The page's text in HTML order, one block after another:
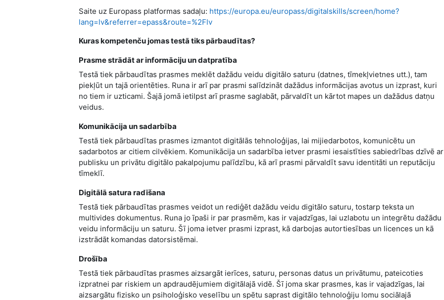
Saite uz Europass platformas sadaļu: https://europa.eu/europass/digitalskills/screen/home?
lang=lv&referrer=epass&route=%2Flv
Kuras kompetenču jomas testā tiks pārbaudītas?
Prasme strādāt ar informāciju un datpratība
Testā tiek pārbaudītas prasmes meklēt dažādu veidu digitālo saturu (datnes, tīmekļvietnes utt.), tam
piekļūt un tajā orientēties. Runa ir arī par prasmi salīdzināt dažādus informācijas avotus un izprast, kuri
no tiem ir uzticami. Šajā jomā ietilpst arī prasme saglabāt, pārvaldīt un kārtot mapes un dažādus datņu
veidus.
Komunikācija un sadarbība
Testā tiek pārbaudītas prasmes izmantot digitālās tehnoloģijas, lai mijiedarbotos, komunicētu un
sadarbotos ar citiem cilvēkiem. Komunikācija un sadarbība ietver prasmi iesaistīties sabiedrības dzīvē ar
publisku un privātu digitālo pakalpojumu palīdzību, kā arī prasmi pārvaldīt savu identitāti un reputāciju
tīmeklī.
Digitālā satura radīšana
Testā tiek pārbaudītas prasmes veidot un rediģēt dažādu veidu digitālo saturu, tostarp teksta un
multivides dokumentus. Runa jo īpaši ir par prasmēm, kas ir vajadzīgas, lai uzlabotu un integrētu dažādu
veidu informāciju un saturu. Šī joma ietver prasmi izprast, kā darbojas autortiesības un licences un kā
izstrādāt komandas datorsistēmai.
Drošība
Testā tiek pārbaudītas prasmes aizsargāt ierīces, saturu, personas datus un privātumu, pateicoties
izpratnei par riskiem un apdraudējumiem digitālajā vidē. Šī joma skar prasmes, kas ir vajadzīgas, lai
aizsargātu fizisko un psiholoģisko veselību un spētu saprast digitālo tehnoloģiju lomu sociālajā